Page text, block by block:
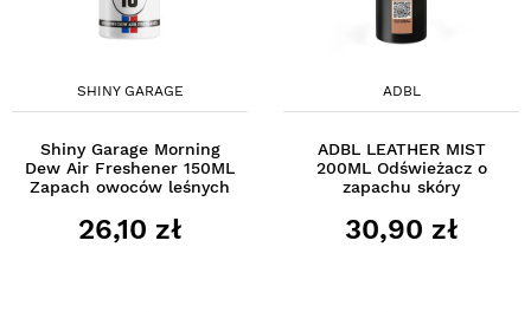
SHINY GARAGE
Shiny Garage Morning
Dew Air Freshener 150ML
Zapach owoców leśnych
26,10 zł
ADBL
ADBL LEATHER MIST
200ML Odświeżacz o
zapachu skóry
30,90 zł